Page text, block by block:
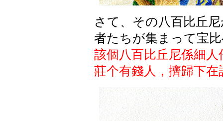
さて、その八百比丘
者たちが集まって宝
該個八百比丘尼係細
莊个有錢人，擠歸下在